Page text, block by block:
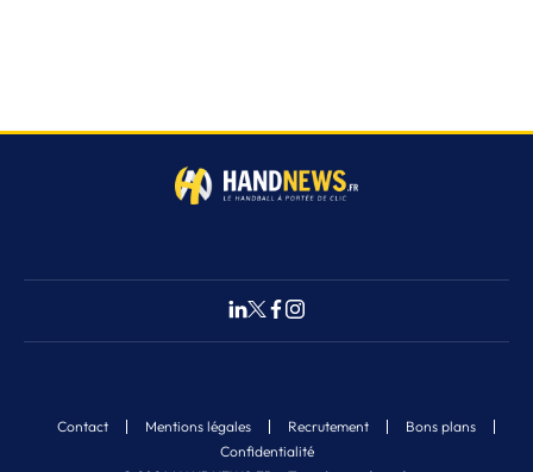
Contact Mentions légales Recrutement
Bons plans
Confidentialité